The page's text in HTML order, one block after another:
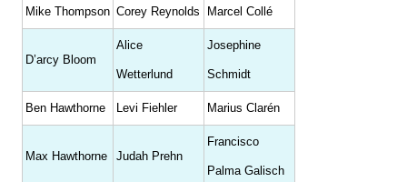
Mike Thompson Corey Reynolds Marcel Collé
D’arcy Bloom
Alice
Wetterlund
Josephine
Schmidt
Ben Hawthorne Levi Fiehler Marius Clarén
Max Hawthorne Judah Prehn
Francisco
Palma Galisch